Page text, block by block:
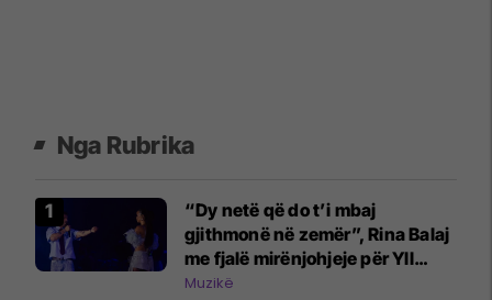
Nga Rubrika
“Dy netë që do t’i mbaj
gjithmonë në zemër”, Rina Balaj
me fjalë mirënjohjeje për Yll
Limanin pas koncerteve në
Muzikë